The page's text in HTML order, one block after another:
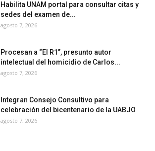
Habilita UNAM portal para consultar citas y
sedes del examen de...
agosto 7, 2026
Procesan a “El R1”, presunto autor
intelectual del homicidio de Carlos...
agosto 7, 2026
Integran Consejo Consultivo para
celebración del bicentenario de la UABJO
agosto 7, 2026